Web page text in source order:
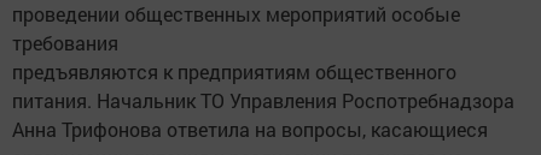
проведении общественных мероприятий особые
требования
предъявляются к предприятиям общественного
питания. Начальник ТО Управления Роспотребнадзора
Анна Трифонова ответила на вопросы, касающиеся